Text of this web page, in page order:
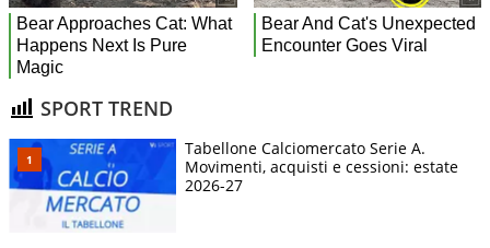
SPORT TREND
Tabellone Calciomercato Serie A.
Movimenti, acquisti e cessioni: estate
2026-27